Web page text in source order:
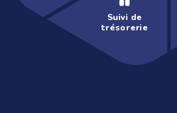
Suivi de
trésorerie